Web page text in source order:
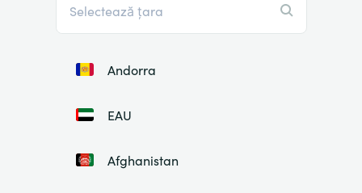
Andorra
EAU
Afghanistan